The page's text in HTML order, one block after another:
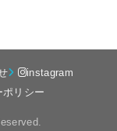
instagram
リシー